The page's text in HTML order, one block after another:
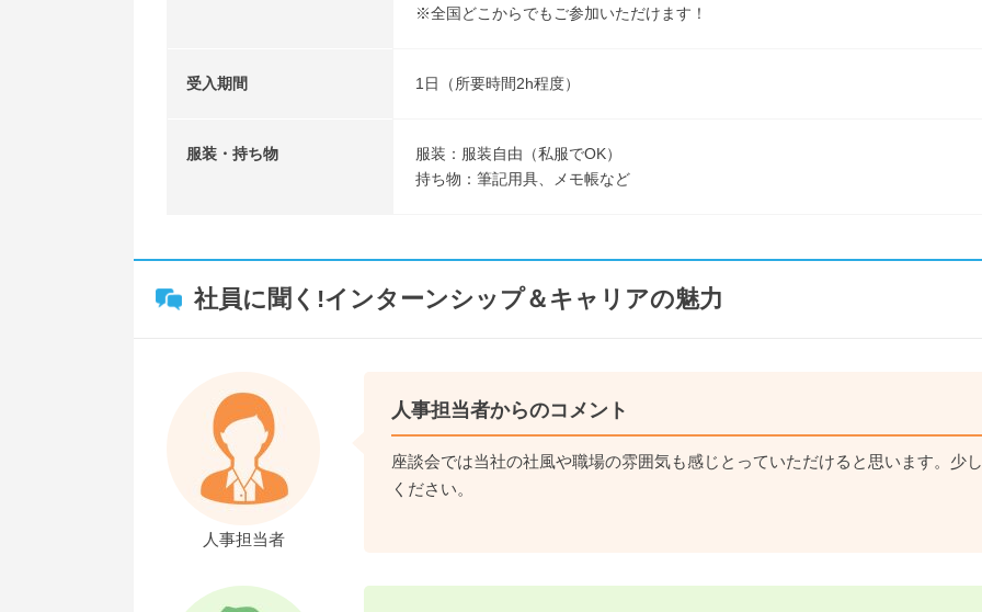
※全国どこからでもご参加いただけます！
受入期間 1日（所要時間2h程度）
服装・持ち物
服装：服装自由（私服でOK）
持ち物：筆記用具、メモ帳など
社員に聞く!インターンシップ＆キャリアの魅力
人事担当者
人事担当者からのコメント
座談会では当社の社風や職場の雰囲気も感じとっていただけると思います。少
ください。